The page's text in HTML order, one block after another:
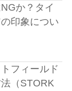
か？タイ
印象につい
フィールド
（STORK